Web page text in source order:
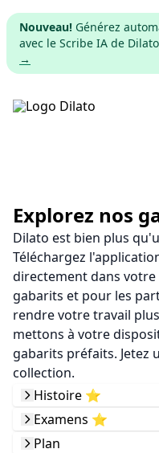
Nouveau! Générez
avec le Scribe IA de
→
Tarifs
Télécharger
App web
S'inscrire
Explorez nos
Dilato est bien plus
Téléchargez
directement dans
gabarits et pour les
rendre votre travail
mettons à votre
gabarits préfaits.
collection.
Histoire ⭐️
Examens ⭐️
Plan